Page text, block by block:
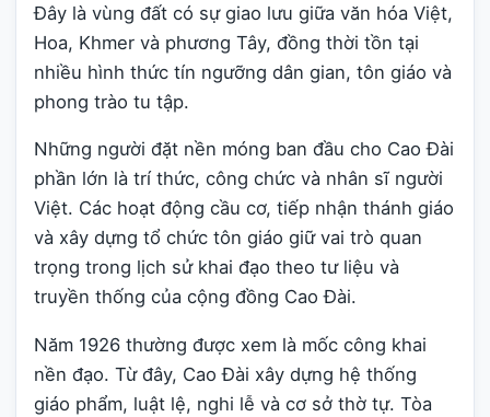
Đây là vùng đất có sự giao lưu giữa văn hóa Việt,
Hoa, Khmer và phương Tây, đồng thời tồn tại
nhiều hình thức tín ngưỡng dân gian, tôn giáo và
phong trào tu tập.
Những người đặt nền móng ban đầu cho Cao Đài
phần lớn là trí thức, công chức và nhân sĩ người
Việt. Các hoạt động cầu cơ, tiếp nhận thánh giáo
và xây dựng tổ chức tôn giáo giữ vai trò quan
trọng trong lịch sử khai đạo theo tư liệu và
truyền thống của cộng đồng Cao Đài.
Năm 1926 thường được xem là mốc công khai
nền đạo. Từ đây, Cao Đài xây dựng hệ thống
giáo phẩm, luật lệ, nghi lễ và cơ sở thờ tự. Tòa